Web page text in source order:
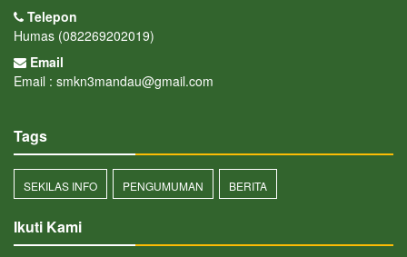
Telepon
Humas (082269202019)
Email
Email : smkn3mandau@gmail.com
Tags
SEKILAS INFO PENGUMUMAN BERITA
Ikuti Kami